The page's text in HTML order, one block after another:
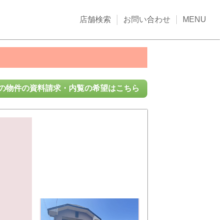
店舗検索 お問い合わせ MENU
物件の資料請求・内覧の希望はこちら